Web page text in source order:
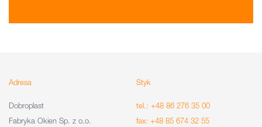
Adresa
Dobroplast
Fabryka Okien Sp. z o.o.
Styk
tel.: +48 86 276 35 00
fax: +48 85 674 32 55